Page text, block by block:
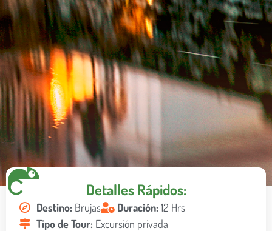
Detalles Rápidos:
Destino: Brujas Duración: 12 Hrs
Tipo de Tour: Excursión privada